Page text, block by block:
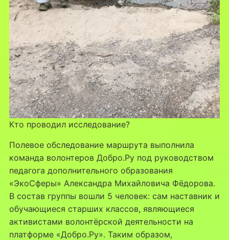
Кто проводил исследование?
Полевое обследование маршрута выполнила
команда волонтеров Добро.Ру под руководством
педагога дополнительного образования
«ЭкоСферы» Александра Михайловича Фёдорова.
В состав группы вошли 5 человек: сам наставник и
обучающиеся старших классов, являющиеся
активистами волонтёрской деятельности на
платформе «Добро.Ру». Таким образом,